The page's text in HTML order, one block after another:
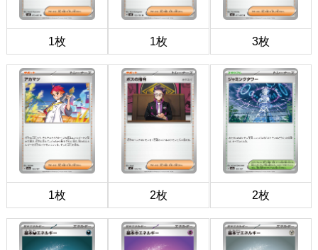
1枚 1枚 3枚
1枚 2枚 2枚